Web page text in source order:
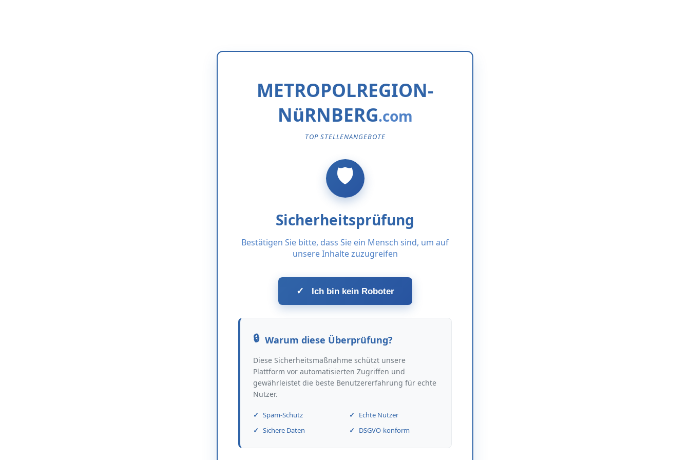
METROPOLREGION-
NüRNBERG
TOP STELLENANGEBOTE
Sicherheitsprüfung
Bestätigen Sie bitte, dass Sie ein Mensch sind, um auf
unsere Inhalte zuzugreifen
✓ Ich bin kein Roboter
Warum diese Überprüfung?
Diese Sicherheitsmaßnahme schützt unsere
Plattform vor automatisierten Zugriffen und
gewährleistet die beste Benutzererfahrung für echte
Nutzer.
Spam-Schutz
Echte Nutzer
Sichere Daten
DSGVO-konform